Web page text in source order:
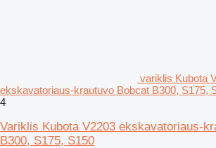
variklis Kubota
ekskavatoriaus-krautuvo Bobcat B300, S175,
4
Variklis Kubota V2203 ekskavatoriaus-
B300, S175, S150